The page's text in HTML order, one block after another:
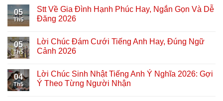
05
Th5
Stt Về Gia Đình Hạnh Phúc Hay, Ngắn Gọn Và Dễ
Đăng 2026
05
Th5
Lời Chúc Đám Cưới Tiếng Anh Hay, Đúng Ngữ
Cảnh 2026
04
Th5
Lời Chúc Sinh Nhật Tiếng Anh Ý Nghĩa 2026: Gợi
Ý Theo Từng Người Nhận